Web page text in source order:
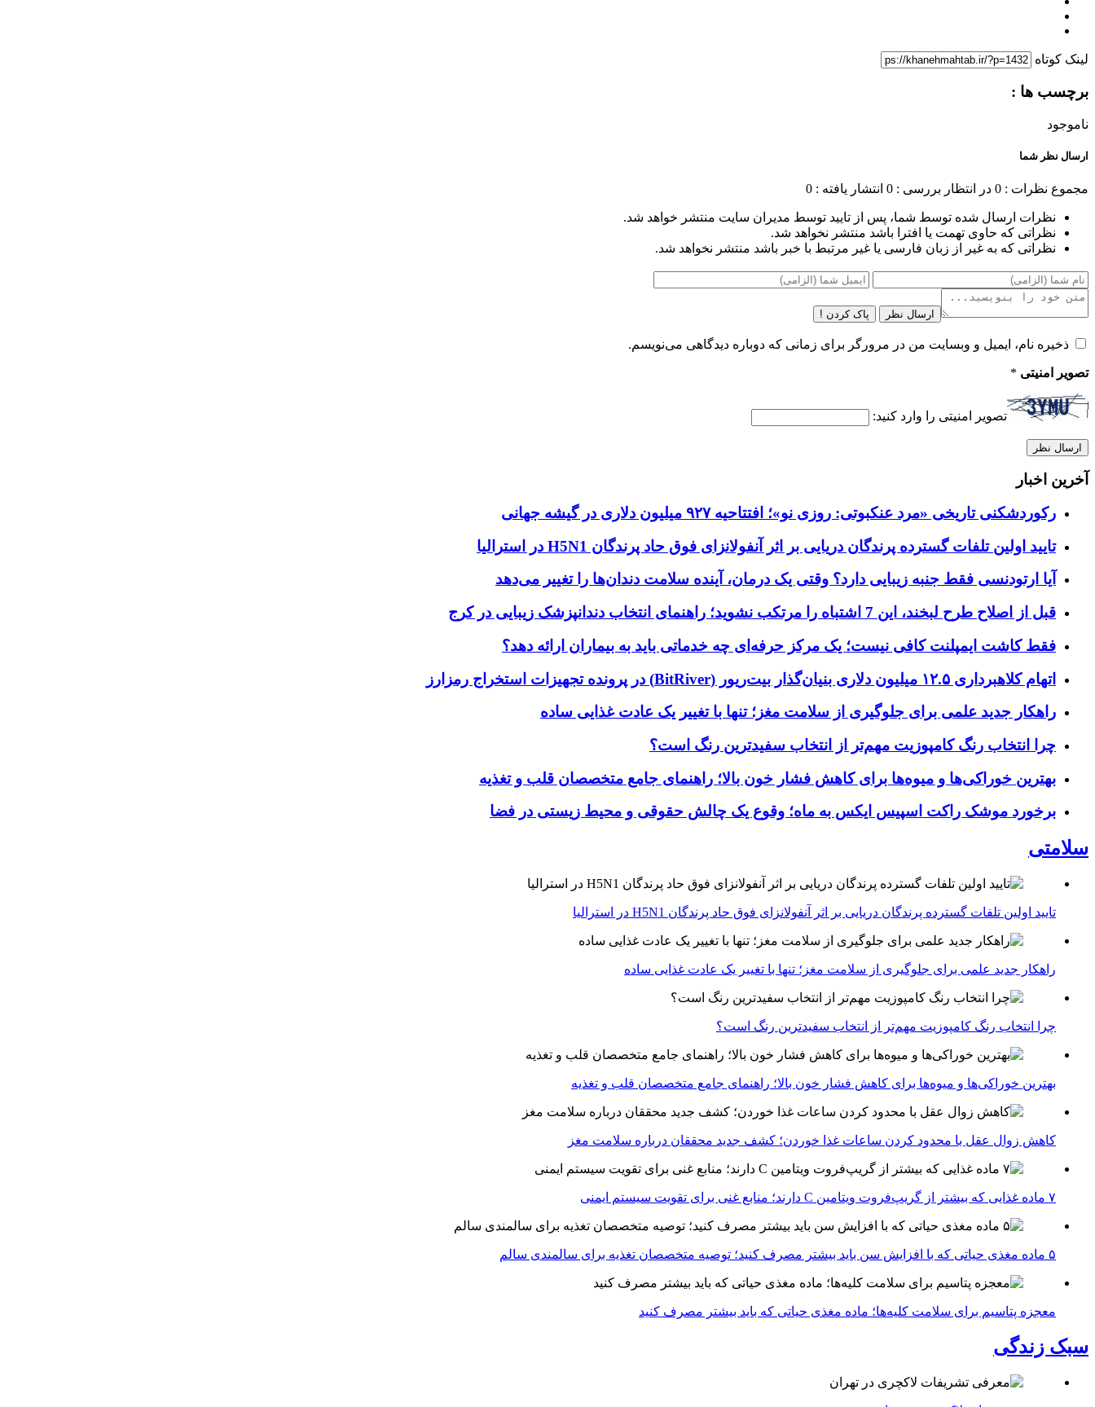
لینک کوتاه
برچسب ها :
ناموجود
ارسال نظر شما
مجموع نظرات : 0 در انتظار بررسی : 0 انتشار یافته : 0
نظرات ارسال شده توسط شما، پس از تایید توسط مدیران سایت منتشر خواهد شد.
نظراتی که حاوی تهمت یا افترا باشد منتشر نخواهد شد.
نظراتی که به غیر از زبان فارسی یا غیر مرتبط با خبر باشد منتشر نخواهد شد.
ارسال نظر پاک کردن !
ذخیره نام، ایمیل و وبسایت من در مرورگر برای زمانی که دوباره دیدگاهی می‌نویسم.
تصویر امنیتی *
تصویر امنیتی را وارد کنید:
آخرین اخبار
رکوردشکنی تاریخی «مرد عنکبوتی: روزی نو»؛ افتتاحیه ۹۲۷ میلیون دلاری در گیشه جهانی
تایید اولین تلفات گسترده پرندگان دریایی بر اثر آنفولانزای فوق حاد پرندگان H5N1 در استرالیا
آیا ارتودنسی فقط جنبه زیبایی دارد؟ وقتی یک درمان، آینده سلامت دندان‌ها را تغییر می‌دهد
قبل از اصلاح طرح لبخند، این 7 اشتباه را مرتکب نشوید؛ راهنمای انتخاب دندانپزشک زیبایی در کرج
فقط کاشت ایمپلنت کافی نیست؛ یک مرکز حرفه‌ای چه خدماتی باید به بیماران ارائه دهد؟
اتهام کلاهبرداری ۱۲.۵ میلیون دلاری بنیان‌گذار بیت‌ریور (BitRiver) در پرونده تجهیزات استخراج رمزارز
راهکار جدید علمی برای جلوگیری از سلامت مغز؛ تنها با تغییر یک عادت غذایی ساده
چرا انتخاب رنگ کامپوزیت مهم‌تر از انتخاب سفیدترین رنگ است؟
بهترین خوراکی‌ها و میوه‌ها برای کاهش فشار خون بالا؛ راهنمای جامع متخصصان قلب و تغذیه
برخورد موشک راکت اسپیس ایکس به ماه؛ وقوع یک چالش حقوقی و محیط زیستی در فضا
سلامتی
تایید اولین تلفات گسترده پرندگان دریایی بر اثر آنفولانزای فوق حاد پرندگان H5N1 در استرالیا
راهکار جدید علمی برای جلوگیری از سلامت مغز؛ تنها با تغییر یک عادت غذایی ساده
چرا انتخاب رنگ کامپوزیت مهم‌تر از انتخاب سفیدترین رنگ است؟
بهترین خوراکی‌ها و میوه‌ها برای کاهش فشار خون بالا؛ راهنمای جامع متخصصان قلب و تغذیه
کاهش زوال عقل با محدود کردن ساعات غذا خوردن؛ کشف جدید محققان درباره سلامت مغز
۷ ماده غذایی که بیشتر از گریپ‌فروت ویتامین C دارند؛ منابع غنی برای تقویت سیستم ایمنی
۵ ماده مغذی حیاتی که با افزایش سن باید بیشتر مصرف کنید؛ توصیه متخصصان تغذیه برای سالمندی سالم
معجزه پتاسیم برای سلامت کلیه‌ها؛ ماده مغذی حیاتی که باید بیشتر مصرف کنید
سبک زندگی